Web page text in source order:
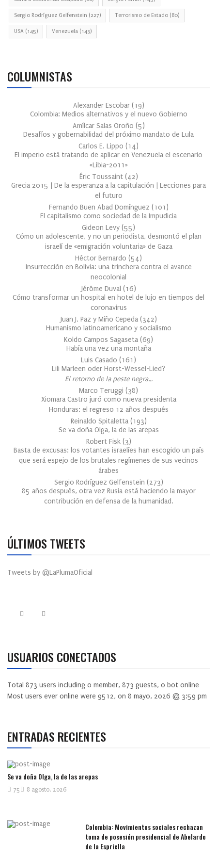
Sergio Rodríguez Gelfenstein (227) Terrorismo de Estado (80)
USA (145) Venezuela (143)
COLUMNISTAS
Alexander Escobar (19)
Colombia: Medios alternativos y el nuevo Gobierno
Amílcar Salas Oroño (5)
Desafíos y gobernabilidad del próximo mandato de Lula
Carlos E. Lippo (14)
El imperio está tratando de aplicar en Venezuela el escenario
«Libia-2011»
Éric Toussaint (42)
Grecia 2015 | De la esperanza a la capitulación | Lecciones para
el futuro
Fernando Buen Abad Domínguez (101 )
El capitalismo como sociedad de la Impudicia
Gideon Levy (55)
Cómo un adolescente, y no un periodista, desmontó el plan
israelí de «emigración voluntaria» de Gaza
Héctor Bernardo (54)
Insurrección en Bolivia: una trinchera contra el avance
neocolonial
Jérôme Duval (16)
Cómo transformar un hospital en hotel de lujo en tiempos del
coronavirus
Juan J. Paz y Miño Cepeda (342)
Humanismo latinoamericano y socialismo
Koldo Campos Sagaseta (69)
Había una vez una montaña
Luis Casado (161 )
Lili Marleen oder Horst-Wessel-Lied?
El retorno de la peste negra…
Marco Teruggi (38)
Xiomara Castro juró como nueva presidenta
Honduras: el regreso 12 años después
Reinaldo Spitaletta (193)
Se va doña Olga, la de las arepas
Robert Fisk (3)
Basta de excusas: los votantes israelíes han escogido un país
que será espejo de los brutales regímenes de sus vecinos
árabes
Sergio Rodríguez Gelfenstein (273)
85 años después, otra vez Rusia está haciendo la mayor
contribución en defensa de la humanidad.
ÚLTIMOS TWEETS
Tweets by @LaPlumaOficial
USUARIOS CONECTADOS
Total 873 users including 0 member, 873 guests, 0 bot online
Most users ever online were 9512, on 8 mayo, 2026 @ 3:59 pm
ENTRADAS RECIENTES
Se va doña Olga, la de las arepas
8 agosto, 2026
75
Colombia: Movimientos sociales rechazan
toma de posesión presidencial de Abelardo
de la Espriella